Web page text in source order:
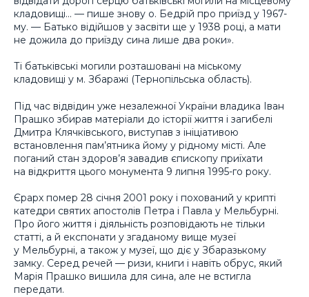
кладовищі… — пише знову о. Бедрій про приїзд у 1967-
му. — Батько відійшов у засвіти ще у 1938 році, а мати
не дожила до приїзду сина лише два роки».
Ті батьківські могили розташовані на міському
кладовищі у м. Збаражі (Тернопільська область).
Під час відвідин уже незалежної України владика Іван
Прашко збирав матеріали до історії життя і загибелі
Дмитра Клячківського, виступав з ініціативою
встановлення пам’ятника йому у рідному місті. Але
поганий стан здоров’я завадив єпископу приїхати
на відкриття цього монумента 9 липня 1995-го року.
Єрарх помер 28 січня 2001 року і похований у крипті
катедри святих апостолів Петра і Павла у Мельбурні.
Про його життя і діяльність розповідають не тільки
статті, а й експонати у згаданому вище музеї
у Мельбурні, а також у музеї, що діє у Збаразькому
замку. Серед речей — ризи, книги і навіть обрус, який
Марія Прашко вишила для сина, але не встигла
передати.